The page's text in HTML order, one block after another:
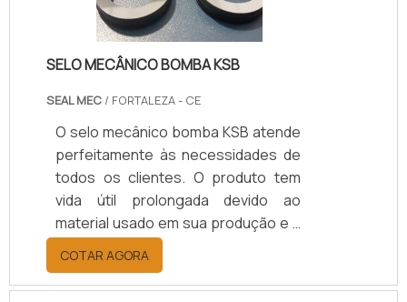
SELO MECÂNICO BOMBA KSB
SEAL MEC / FORTALEZA - CE
O selo mecânico bomba KSB atende
perfeitamente às necessidades de
todos os clientes. O produto tem
vida útil prolongada devido ao
material usado em sua produção e à
maneira que funciona, tornando o
atrito entre as partes praticamente
inexistentes – a parte fixa e a parte
COTAR AGORA